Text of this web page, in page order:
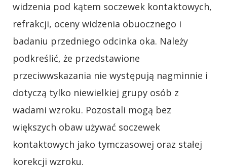
widzenia pod kątem soczewek kontaktowych,
refrakcji, oceny widzenia obuocznego i
badaniu przedniego odcinka oka. Należy
podkreślić, że przedstawione
przeciwwskazania nie występują nagminnie i
dotyczą tylko niewielkiej grupy osób z
wadami wzroku. Pozostali mogą bez
większych obaw używać soczewek
kontaktowych jako tymczasowej oraz stałej
korekcji wzroku.